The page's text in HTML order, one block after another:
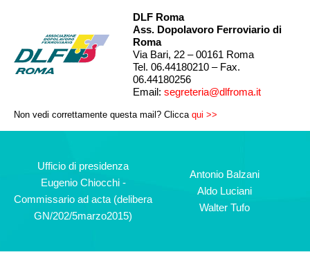
DLF Roma
Ass. Dopolavoro Ferroviario di
Roma
Via Bari, 22 – 00161 Roma
Tel. 06.44180210 – Fax.
06.44180256
Email: segreteria@dlfroma.it
Non vedi correttamente questa mail? Clicca qui >>
Ufficio di presidenza
Eugenio Chiocchi -
Commissario ad acta (delibera
GN/202/5marzo2015)
Antonio Balzani
Aldo Luciani
Walter Tufo